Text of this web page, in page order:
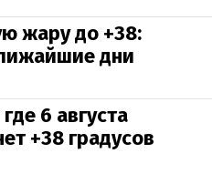
жару до +38:
дни
6 августа
+38 градусов